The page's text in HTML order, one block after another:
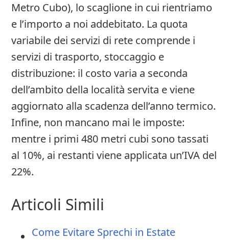
Metro Cubo), lo scaglione in cui rientriamo
e l’importo a noi addebitato. La quota
variabile dei servizi di rete comprende i
servizi di trasporto, stoccaggio e
distribuzione: il costo varia a seconda
dell’ambito della località servita e viene
aggiornato alla scadenza dell’anno termico.
Infine, non mancano mai le imposte:
mentre i primi 480 metri cubi sono tassati
al 10%, ai restanti viene applicata un’IVA del
22%.
Articoli Simili
Come Evitare Sprechi in Estate